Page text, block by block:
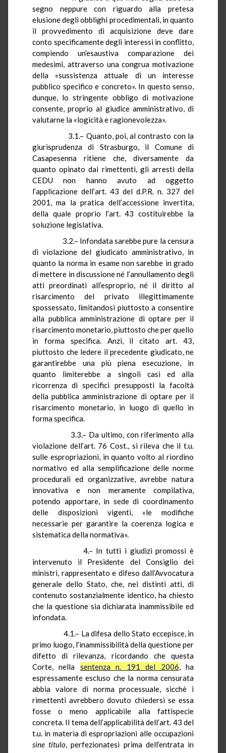
segno neppure con riguardo alla pretesa
elusione degli obblighi procedimentali, in quanto
il provvedimento di acquisizione deve dare
conto specificamente degli interessi in conflitto,
compiendo un’esaustiva comparazione dei
medesimi, attraverso una congrua motivazione
della «sussistenza attuale di un interesse
pubblico specifico e concreto». In questo senso,
dunque, lo stringente obbligo di motivazione
consente, proprio al giudice amministrativo, di
valutarne la «logicità e ragionevolezza».
3.1.– Quanto, poi, al contrasto con la
giurisprudenza di Strasburgo, il Comune di
Casapesenna ritiene che, diversamente da
quanto opinato dai rimettenti, gli arresti della
CEDU non hanno avuto ad oggetto
l’applicazione dell’art. 43 del d.P.R. n. 327 del
2001, ma la pratica dell’accessione invertita,
della quale proprio l’art. 43 costituirebbe la
soluzione legislativa.
3.2.– Infondata sarebbe pure la censura
di violazione del giudicato amministrativo, in
quanto la norma in esame non sarebbe in grado
di mettere in discussione né l’annullamento degli
atti preordinati all’esproprio, né il diritto al
risarcimento del privato illegittimamente
spossessato, limitandosi piuttosto a consentire
alla pubblica amministrazione di optare per il
risarcimento monetario, piuttosto che per quello
in forma specifica. Anzi, il citato art. 43,
piuttosto che ledere il precedente giudicato, ne
garantirebbe una più piena esecuzione, in
quanto limiterebbe a singoli casi ed alla
ricorrenza di specifici presupposti la facoltà
della pubblica amministrazione di optare per il
risarcimento monetario, in luogo di quello in
forma specifica.
3.3.– Da ultimo, con riferimento alla
violazione dell’art. 76 Cost., si rileva che il t.u.
sulle espropriazioni, in quanto volto al riordino
normativo ed alla semplificazione delle norme
procedurali ed organizzative, avrebbe natura
innovativa e non meramente compilativa,
potendo apportare, in sede di coordinamento
delle disposizioni vigenti, «le modifiche
necessarie per garantire la coerenza logica e
sistematica della normativa».
4.– In tutti i giudizi promossi è
intervenuto il Presidente del Consiglio dei
ministri, rappresentato e difeso dall’Avvocatura
generale dello Stato, che, nei distinti atti, di
contenuto sostanzialmente identico, ha chiesto
che la questione sia dichiarata inammissibile ed
infondata.
4.1.– La difesa dello Stato eccepisce, in
primo luogo, l’inammissibilità della questione per
difetto di rilevanza, ricordando che questa
Corte, nella sentenza n. 191 del 2006, ha
espressamente escluso che la norma censurata
abbia valore di norma processuale,sicchè i
rimettenti avrebbero dovuto chiedersi se essa
fosse o meno applicabile alla fattispecie
concreta. Il tema dell’applicabilità dell’art. 43 del
t.u. in materia di espropriazioni alle occupazioni
sinetitulo, perfezionatesi prima dell’entrata in